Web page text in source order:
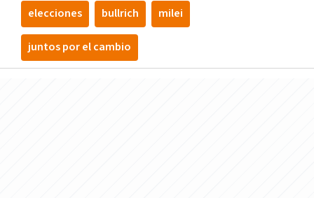
elecciones bullrich milei
juntos por el cambio